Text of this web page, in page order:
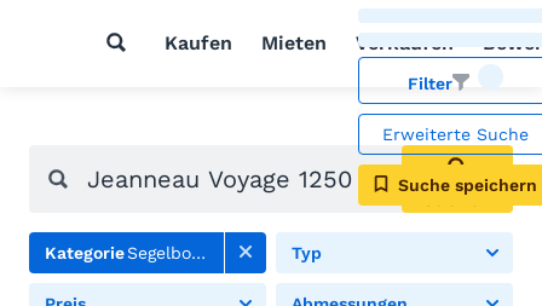
Kaufen Mieten Verkaufen
Filter
Erweiterte Suche
Suche speichern
Suchen
KategorieSegelboote Typ